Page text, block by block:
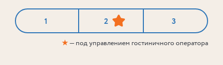
1 2 3
★— под управлением гостиничного оператора